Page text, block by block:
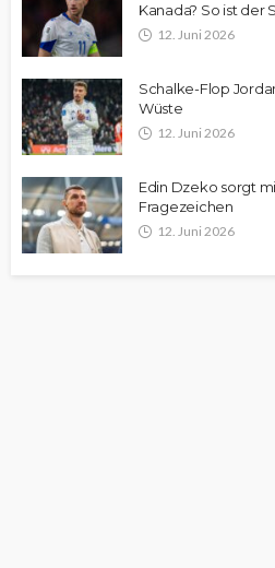
Kanada? So ist der
12. Juni 2026
Schalke-Flop
Wüste
12. Juni 2026
Edin Dzeko sorgt
Fragezeichen
12. Juni 2026